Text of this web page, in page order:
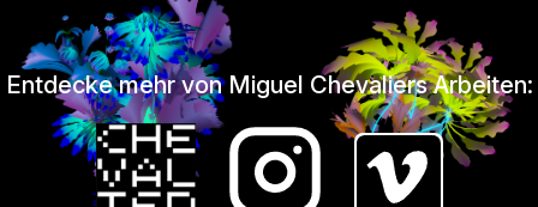
Entdecke mehr von Miguel Chevaliers Arbeiten: